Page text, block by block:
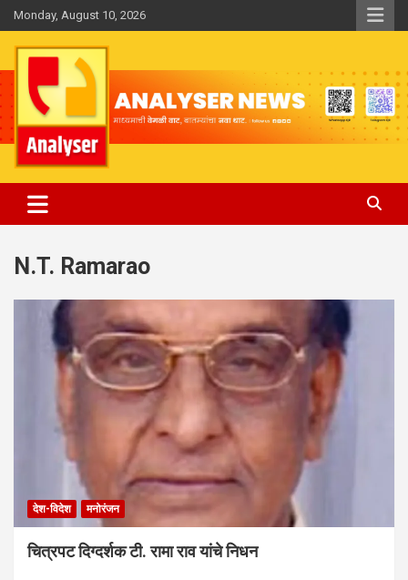
Skip
to
content
Monday, August 10, 2026
Analyser
N.T. Ramarao
देश-विदेश मनोरंजन
चित्रपट दिग्दर्शक टी. रामा राव यांचे निधन